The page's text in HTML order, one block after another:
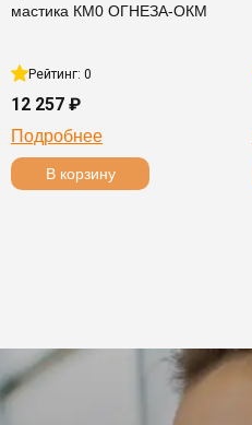
мастика КМ0 ОГНЕЗА-ОКМ
Рейтинг: 0
12 257 ₽
Подробнее
В корзину